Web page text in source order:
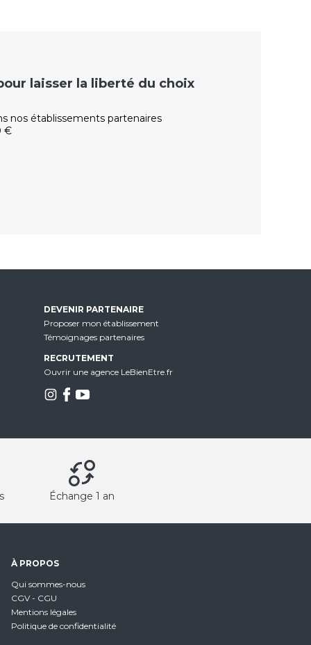
laisser la liberté du choix
nos établissements partenaires
€
DEVENIR PARTENAIRE
Proposer mon établissement
Témoignages partenaires
RECRUTEMENT
Ouvrir une agence LeBienEtre.fr
Échange 1 an
À PROPOS
Qui sommes-nous
CGV - CGU
Mentions légales
Politique de confidentialité